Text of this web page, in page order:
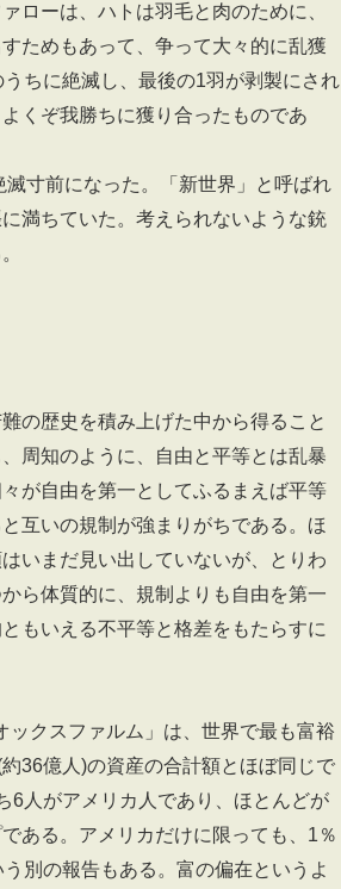
ローは、ハトは羽毛と肉のために、
ためもあって、争って大々的に乱獲
ちに絶滅し、最後の1羽が剥製にされ
くぞ我勝ちに獲り合ったものであ
寸前になった。「新世界」と呼ばれ
満ちていた。考えられないような銃
の歴史を積み上げた中から得ること
周知のように、自由と平等とは乱暴
が自由を第一としてふるまえば平等
互いの規制が強まりがちである。ほ
いまだ見い出していないが、とりわ
ら体質的に、規制よりも自由を第一
もいえる不平等と格差をもたらすに
クスファルム」は、世界で最も富裕
36億人)の資産の合計額とほぼ同じで
6人がアメリカ人であり、ほとんどが
ある。アメリカだけに限っても、1％
別の報告もある。富の偏在というよ